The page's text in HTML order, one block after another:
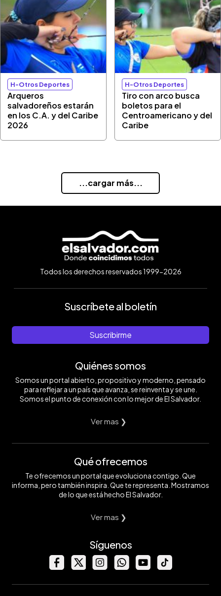
H-Otros Deportes
Arqueros
salvadoreños estarán
en los C.A. y del Caribe
2026
H-Otros Deportes
Tiro con arco busca
boletos para el
Centroamericano y del
Caribe
...cargar más...
Todos los derechos reservados 1999-2026
Suscríbete al boletín
Suscribirme
Quiénes somos
Somos un portal abierto, propositivo y moderno, pensado
para reflejar a un país que avanza, se reinventa y se une.
Somos el punto de conexión con lo mejor de El Salvador.
Ver mas ❯
Qué ofrecemos
Te ofrecemos un portal que evoluciona contigo. Que
informa, pero también inspira. Que te representa. Mostramos
de lo que está hecho El Salvador.
Ver mas ❯
Síguenos